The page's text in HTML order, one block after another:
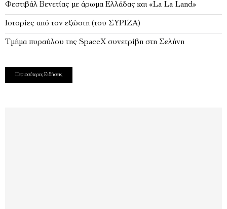
Φεστιβάλ Βενετίας με άρωμα Ελλάδας και «La La Land»
Ιστορίες από τον εξώστη (του ΣΥΡΙΖΑ)
Τμήμα πυραύλου της SpaceX συνετρίβη στη Σελήνη
Περισσότερες Ειδήσεις